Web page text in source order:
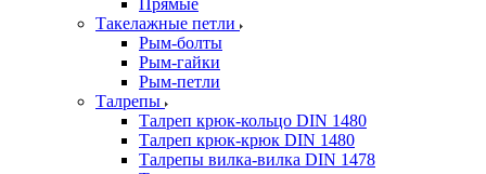
Прямые
Такелажные петли
Рым-болты
Рым-гайки
Рым-петли
Талрепы
Талреп крюк-кольцо DIN 1480
Талреп крюк-крюк DIN 1480
Талрепы вилка-вилка DIN 1478